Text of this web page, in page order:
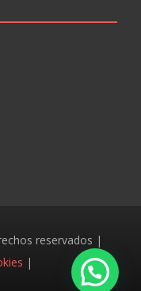
reservados |
|